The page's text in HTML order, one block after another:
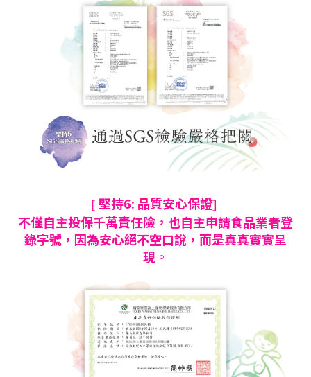
[ 堅持6: 品質安心保證]
不僅自主投保千萬責任險 ，也自主申請食品業者登
錄字號 ，因為安心絕不空口說 ，而是真真實實呈
現 。